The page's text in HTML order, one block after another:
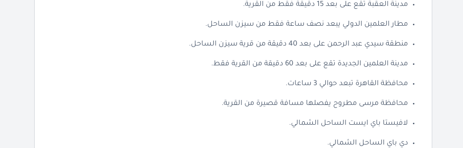
مدينة العقبة تقع على بعد 15 دقيقة فقط من القرية.
مطار العلمين الدولي يبعد نصف ساعة فقط من سيزن الساحل.
منطقة سيدي عبد الرحمن على بعد 40 دقيقة من قرية سيزن الساحل.
مدينة العلمين الجديدة تقع على بعد 60 دقيقة من القرية فقط.
محافظة القاهرة تبعد حوالي 3 ساعات.
محافظة مرسى مطروح يفصلها مسافة قصيرة من القرية.
لافيستا باي ايست الساحل الشمالي.
دي باي الساحل الشمالي.